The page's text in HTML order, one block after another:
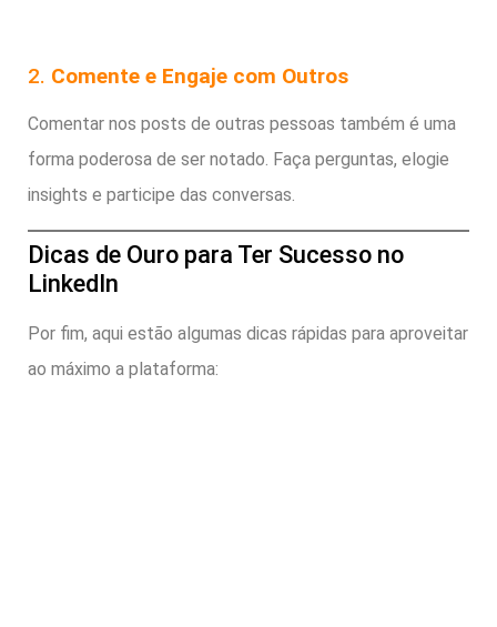
2. Comente e Engaje com Outros
Comentar nos posts de outras pessoas também é uma
forma poderosa de ser notado. Faça perguntas, elogie
insights e participe das conversas.
Dicas de Ouro para Ter Sucesso no
LinkedIn
Por fim, aqui estão algumas dicas rápidas para aproveitar
ao máximo a plataforma: